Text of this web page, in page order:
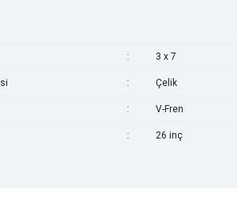
: 3 x 7
: Çelik
: V-Fren
: 26 inç